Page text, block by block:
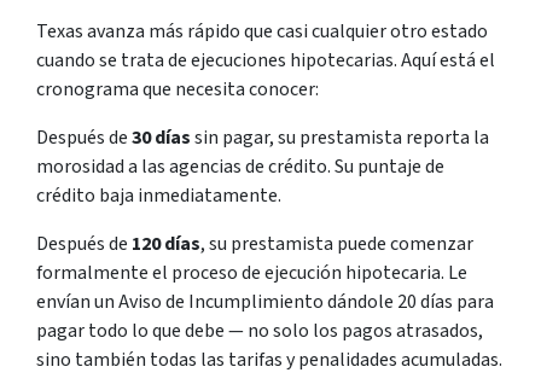
Texas avanza más rápido que casi cualquier otro estado
cuando se trata de ejecuciones hipotecarias. Aquí está el
cronograma que necesita conocer:
Después de30 díassin pagar, su prestamista reporta la
morosidad a las agencias de crédito. Su puntaje de
crédito baja inmediatamente.
Después de 120 días, su prestamista puede comenzar
formalmente el proceso de ejecución hipotecaria. Le
envían un Aviso de Incumplimiento dándole 20 días para
pagar todo lo que debe — no solo los pagos atrasados,
sino también todas las tarifas y penalidades acumuladas.